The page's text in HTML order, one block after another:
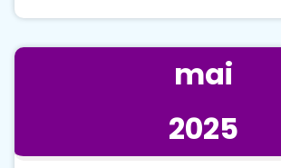
mai
2025